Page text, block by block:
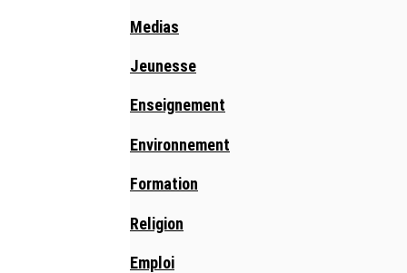
Medias
Jeunesse
Enseignement
Environnement
Formation
Religion
Emploi